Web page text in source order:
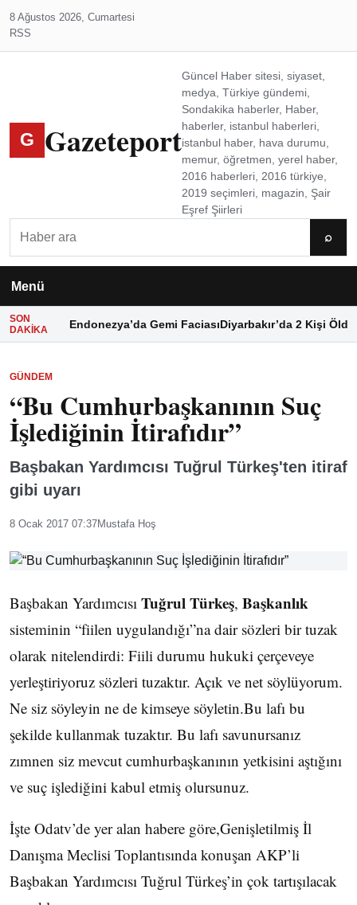
8 Ağustos 2026, Cumartesi
RSS
G Gazeteport
Güncel Haber sitesi, siyaset,
medya, Türkiye gündemi,
Sondakika haberler, Haber,
haberler, istanbul haberleri,
istanbul haber, hava durumu,
memur, öğretmen, yerel haber,
2016 haberleri, 2016 türkiye,
2019 seçimleri, magazin, Şair
Eşref Şiirleri
⌕
Menü
SON
DAKIKA
Endonezya’da Gemi FaciasıDiyarbakır’da 2 Kişi Öldü
GÜNDEM
“Bu Cumhurbaşkanının Suç
İşlediğinin İtirafıdır”
Başbakan Yardımcısı Tuğrul Türkeş'ten itiraf
gibi uyarı
8 Ocak 2017 07:37Mustafa Hoş
Başbakan Yardımcısı Tuğrul Türkeş, Başkanlık
sisteminin “fiilen uygulandığı”na dair sözleri bir tuzak
olarak nitelendirdi: Fiili durumu hukuki çerçeveye
yerleştiriyoruz sözleri tuzaktır. Açık ve net söylüyorum.
Ne siz söyleyin ne de kimseye söyletin.Bu lafı bu
şekilde kullanmak tuzaktır. Bu lafı savunursanız
zımnen siz mevcut cumhurbaşkanının yetkisini aştığını
ve suç işlediğini kabul etmiş olursunuz.
İşte Odatv’de yer alan habere göre,Genişletilmiş İl
Danışma Meclisi Toplantısında konuşan AKP’li
Başbakan Yardımcısı Tuğrul Türkeş’in çok tartışılacak